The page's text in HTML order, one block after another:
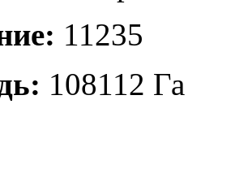
11235
108112 Га